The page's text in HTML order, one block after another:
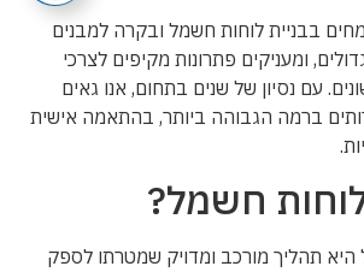
בבניית לוחות חשמל ובקרה למבנים
ומעניקים פתרונות מקיפים לצרכי
עם נסיון של שנים בתחום, אנו גאים
ברמה הגבוהה ביותר, בהתאמה אישית
חשמל?
היא תהליך מורכב ומדויק שמטרתו לספק